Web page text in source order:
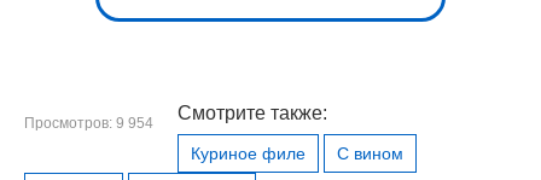
Просмотров: 9 954 Смотрите также:
Куриное филе
С вином